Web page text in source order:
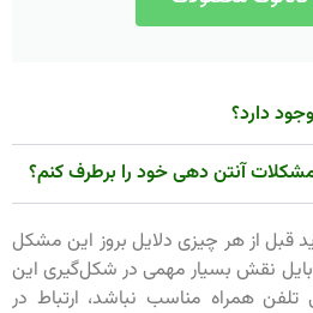
دارد؟
آنتن دهی خود را برطرف کنم؟
قبل از هر چیزی دلایل بروز این مشکل
نقش بسیار مهمی در شکل‌گیری این
تلفن همراه مناسب نباشد، ارتباط در